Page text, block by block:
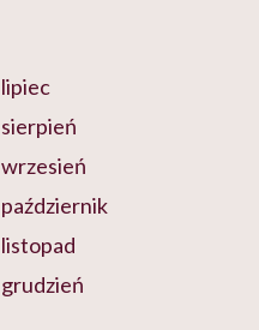
lipiec
sierpień
wrzesień
październik
listopad
grudzień